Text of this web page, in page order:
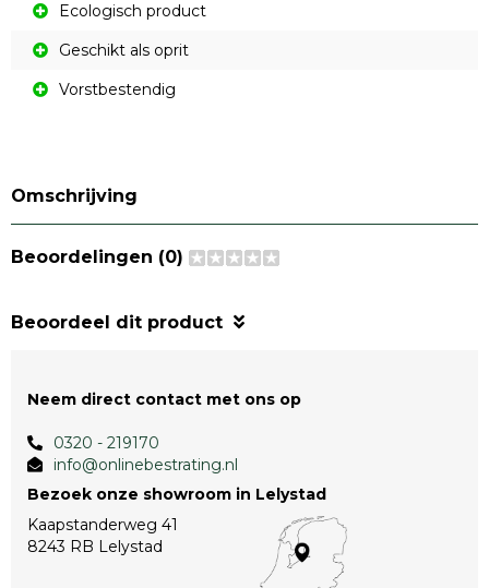
Ecologisch product
Geschikt als oprit
Vorstbestendig
Omschrijving
Beoordelingen (0)
Beoordeel dit product
Neem direct contact met ons op
0320 - 219170
info@onlinebestrating.nl
Bezoek onze showroom in Lelystad
Kaapstanderweg 41
8243 RB Lelystad